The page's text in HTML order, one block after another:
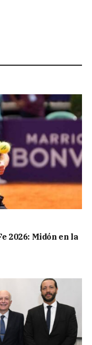
2026: Midón en la